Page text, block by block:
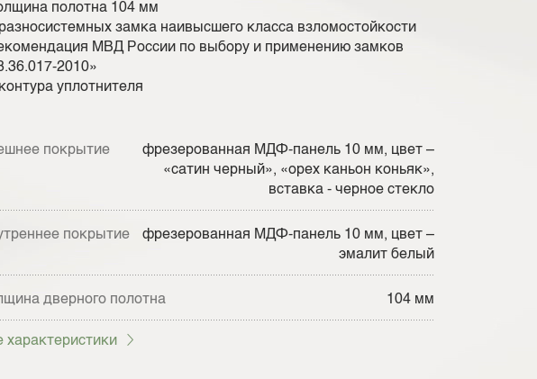
полотна 104 мм
замка наивысшего класса взломостойкости
МВД России по выбору и применению замков
2010»
уплотнителя
покрытие
фрезерованная МДФ-панель 10 мм, цвет –
«сатин черный», «орех каньон коньяк»,
вставка - черное стекло
покрытие
фрезерованная МДФ-панель 10 мм, цвет –
эмалит белый
дверного полотна 104 мм
характеристики